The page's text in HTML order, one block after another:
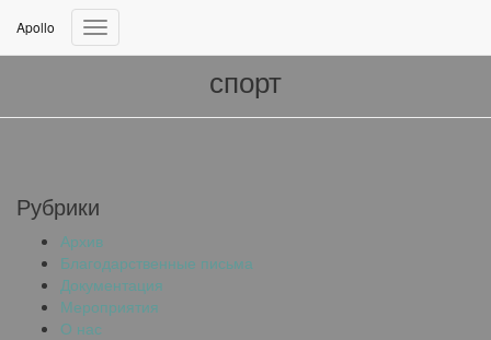
Apollo
Переключить
спорт
Рубрики
Архив
Благодарственные письма
Документация
Мероприятия
О нас